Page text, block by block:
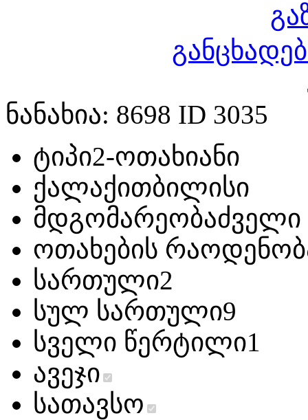
ნანახია: 8698 ID 3035
ტიპი2-ოთახიანი
ქალაქითბილისი
მდგომარეობა
ოთახების
სართული2
სულ სართული9
სველი წერტილი1
ავეჯი
სათავსო